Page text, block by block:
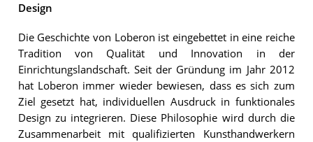
Design
Die Geschichte von Loberon ist eingebettet in eine reiche
Tradition von Qualität und Innovation in der
Einrichtungslandschaft. Seit der Gründung im Jahr 2012
hat Loberon immer wieder bewiesen, dass es sich zum
Ziel gesetzt hat, individuellen Ausdruck in funktionales
Design zu integrieren. Diese Philosophie wird durch die
Zusammenarbeit mit qualifizierten Kunsthandwerkern